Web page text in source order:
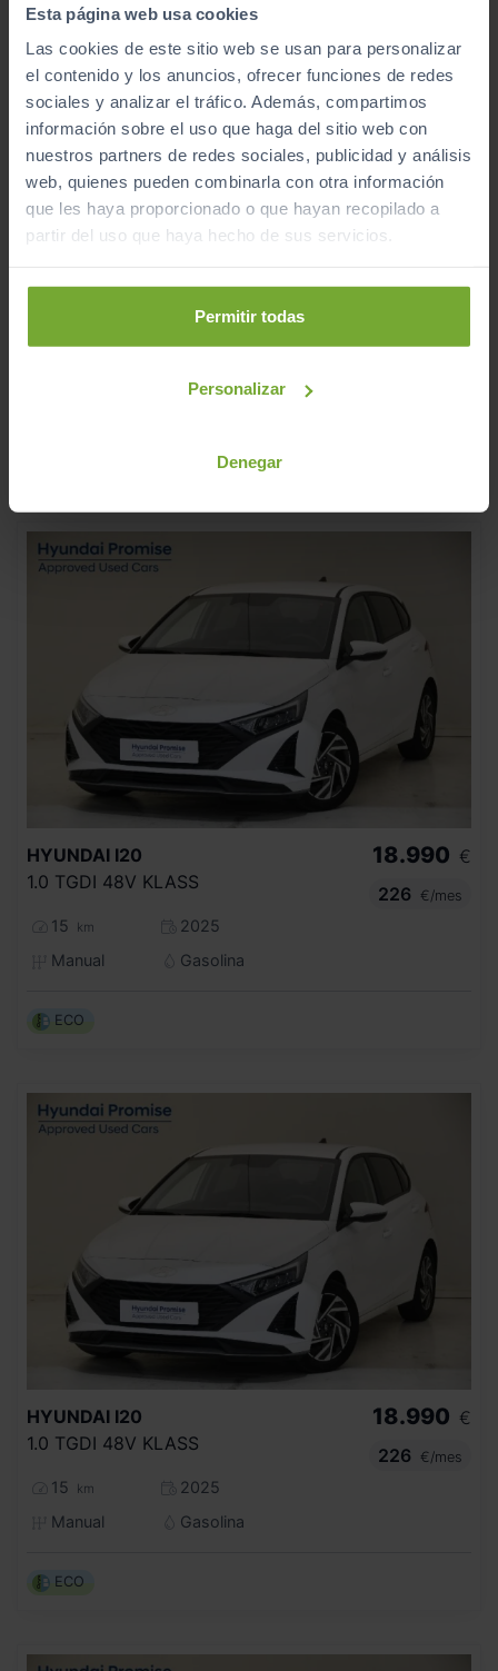
Esta página web usa cookies
Las cookies de este sitio web se usan para personalizar
el contenido y los anuncios, ofrecer funciones de redes
sociales y analizar el tráfico. Además, compartimos
información sobre el uso que haga del sitio web con
nuestros partners de redes sociales, publicidad y análisis
web, quienes pueden combinarla con otra información
que les haya proporcionado o que hayan recopilado a
partir del uso que haya hecho de sus servicios.
Permitir todas
Personalizar
Denegar
HYUNDAI I20
1.0 TGDI 48V KLASS
Gasolina
18.990
€
HYUNDAI I20
1.0 TGDI 48V KLASS
15 km
2025
Manual
Gasolina
18.990 €
226
€/mes
ECO
HYUNDAI I20
1.0 TGDI 48V KLASS
15 km
2025
Manual
Gasolina
18.990 €
226
€/mes
ECO